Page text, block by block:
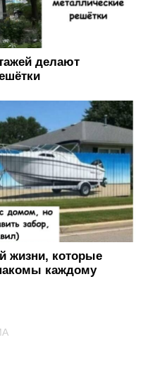
делают
жизни, которые
каждому